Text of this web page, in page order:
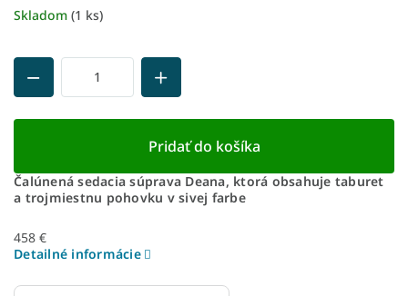
Jednotková
Skladom (1 ks)
Pridať do košíka
Čalúnená sedacia súprava Deana, ktorá obsahuje taburet
a trojmiestnu pohovku v sivej farbe
458 €
Detailné informácie